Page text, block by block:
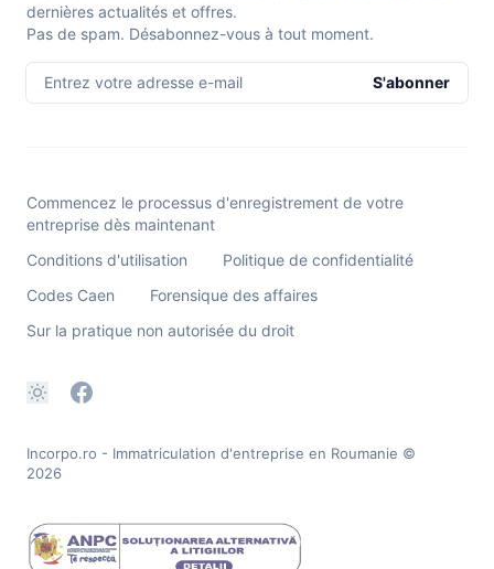
dernières actualités et offres.
Pas de spam. Désabonnez-vous à tout moment.
Entrez votre adresse e-mail S'abonner
Commencez le processus d'enregistrement de votre
entreprise dès maintenant
Conditions d'utilisation
Politique de confidentialité
Codes Caen
Forensique des affaires
Sur la pratique non autorisée du droit
Incorpo.ro - Immatriculation d'entreprise en Roumanie ©
2026